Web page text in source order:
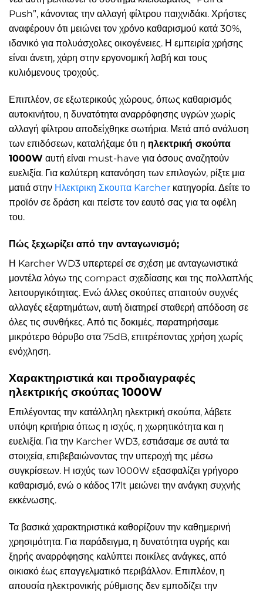
Push”, κάνοντας την αλλαγή φίλτρου παιχνιδάκι. Χρήστες
αναφέρουν ότι μειώνει τον χρόνο καθαρισμού κατά 30%,
ιδανικό για πολυάσχολες οικογένειες. Η εμπειρία χρήσης
είναι άνετη, χάρη στην εργονομική λαβή και τους
κυλιόμενους τροχούς.
Επιπλέον, σε εξωτερικούς χώρους, όπως καθαρισμός
αυτοκινήτου, η δυνατότητα αναρρόφησης υγρών χωρίς
αλλαγή φίλτρου αποδείχθηκε σωτήρια. Μετά από ανάλυση
των επιδόσεων, καταλήξαμε ότι η ηλεκτρική σκούπα
1000W αυτή είναι must-have για όσους αναζητούν
ευελιξία. Για καλύτερη κατανόηση των επιλογών, ρίξτε μια
ματιά στην Ηλεκτρικη Σκουπα Karcher κατηγορία. Δείτε το
προϊόν σε δράση και πείστε τον εαυτό σας για τα οφέλη
του.
Πώς ξεχωρίζει από την ανταγωνισμό;
Η Karcher WD3 υπερτερεί σε σχέση με ανταγωνιστικά
μοντέλα λόγω της compact σχεδίασης και της πολλαπλής
λειτουργικότητας. Ενώ άλλες σκούπες απαιτούν συχνές
αλλαγές εξαρτημάτων, αυτή διατηρεί σταθερή απόδοση σε
όλες τις συνθήκες. Από τις δοκιμές, παρατηρήσαμε
μικρότερο θόρυβο στα 75dB, επιτρέποντας χρήση χωρίς
ενόχληση.
Χαρακτηριστικά και προδιαγραφές
ηλεκτρικής σκούπας 1000W
Επιλέγοντας την κατάλληλη ηλεκτρική σκούπα, λάβετε
υπόψη κριτήρια όπως η ισχύς, η χωρητικότητα και η
ευελιξία. Για την Karcher WD3, εστιάσαμε σε αυτά τα
στοιχεία, επιβεβαιώνοντας την υπεροχή της μέσω
συγκρίσεων. Η ισχύς των 1000W εξασφαλίζει γρήγορο
καθαρισμό, ενώ ο κάδος 17lt μειώνει την ανάγκη συχνής
εκκένωσης.
Τα βασικά χαρακτηριστικά καθορίζουν την καθημερινή
χρησιμότητα. Για παράδειγμα, η δυνατότητα υγρής και
ξηρής αναρρόφησης καλύπτει ποικίλες ανάγκες, από
οικιακό έως επαγγελματικό περιβάλλον. Επιπλέον, η
απουσία ηλεκτρονικής ρύθμισης δεν εμποδίζει την